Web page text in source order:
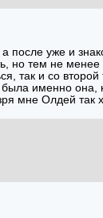
уже и
тем не
так и со
именно
мне Олдей так